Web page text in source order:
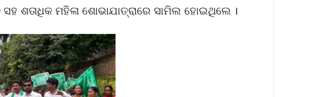
ଶତାଧିକ ମହିଳା ଶୋଭାଯାତ୍ରାରେ ସାମିଲ ହୋଇଥିଲେ ।